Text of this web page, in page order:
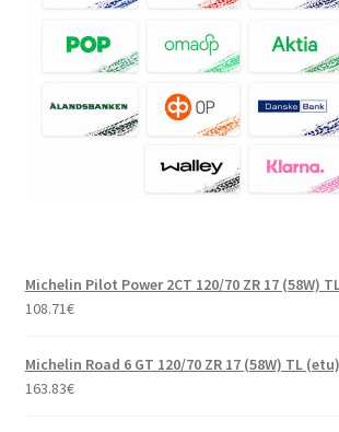
Michelin Pilot Power 2CT 120/70 ZR 17 (58W)
108.71€
Michelin Road 6 GT 120/70 ZR 17 (58W) TL (etu)
163.83€